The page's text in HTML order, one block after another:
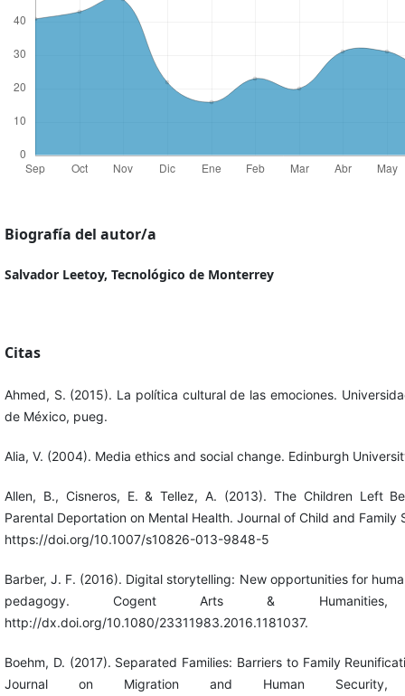
Biografía del autor/a
Salvador Leetoy, Tecnológico de Monterrey
Citas
Ahmed, S. (2015). La política cultural de las emociones.
de México, pueg.
Alia, V. (2004). Media ethics and social change. Edinburgh
Allen, B., Cisneros, E. & Tellez, A. (2013). The Children Left
Parental Deportation on Mental Health. Journal of Child and
https://doi.org/10.1007/s10826-013-9848-5
Barber, J. F. (2016). Digital storytelling: New opportunities for
pedagogy. Cogent Arts &
http://dx.doi.org/10.1080/23311983.2016.1181037.
Boehm, D. (2017). Separated Families: Barriers to Family
Journal on Migration and Human Security,